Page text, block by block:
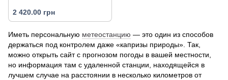
2 420.00 грн
Иметь персональную метеостанцию — это один из способов
держаться под контролем даже «капризы природы». Так,
можно открыть сайт с прогнозом погоды в вашей местности,
но информация там с удаленной станции, находящейся в
лучшем случае на расстоянии в несколько километров от